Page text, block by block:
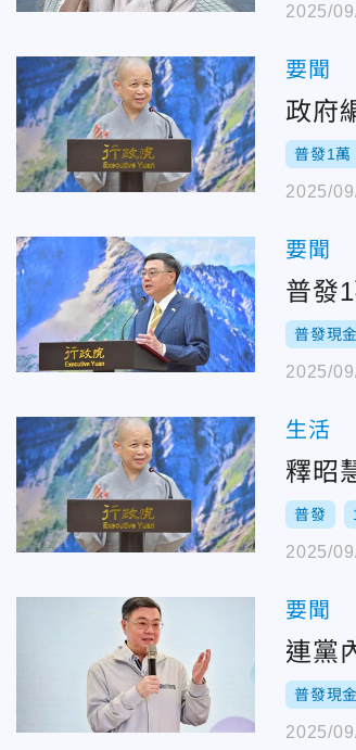
2025/
要聞
政府
普發1萬
2025/
要聞
普發
普發現金
2025/
生活
釋昭
普發
2025/
要聞
連黨
普發現金
2025/